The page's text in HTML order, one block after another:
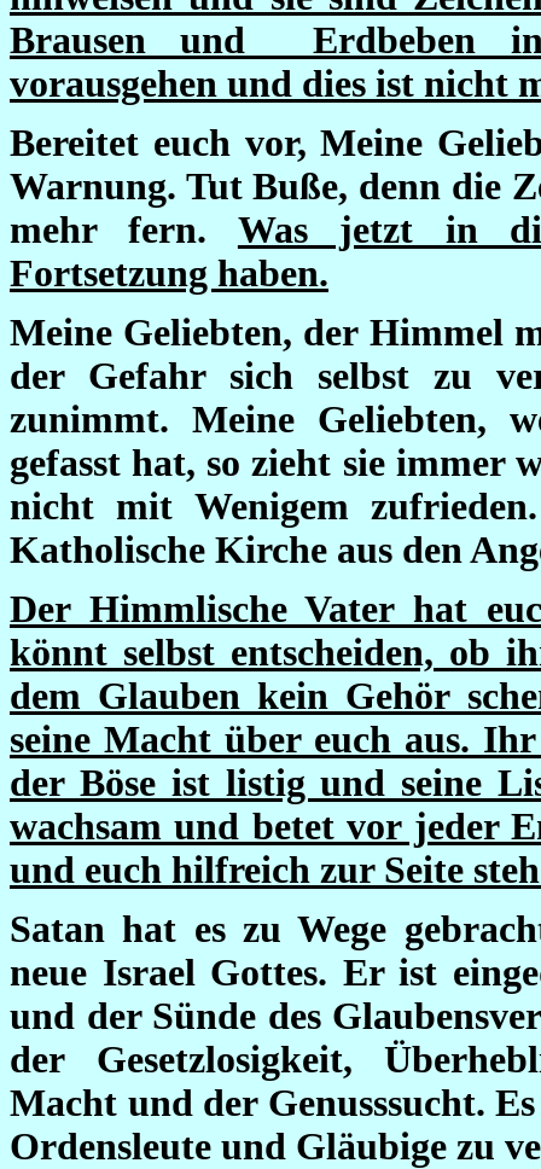
Brausen und Erdbeben in
vorausgehen und dies ist nicht
Bereitet euch vor, Meine
Warnung. Tut Buße, denn die
mehr fern. Was jetzt in
Fortsetzung haben.
Meine Geliebten, der Himmel
der Gefahr sich selbst zu
zunimmt. Meine Geliebten,
gefasst hat, so zieht sie immer
nicht mit Wenigem
Katholische Kirche aus den
Der Himmlische Vater hat
könnt selbst entscheiden, ob
dem Glauben kein Gehör
seine Macht über euch aus.
der Böse ist listig und seine
wachsam und betet vor jeder
und euch hilfreich zur Seite
Satan hat es zu Wege
neue Israel Gottes. Er ist
und der Sünde des
der Gesetzlosigkeit,
Macht und der Genusssucht.
Ordensleute und Gläubige zu